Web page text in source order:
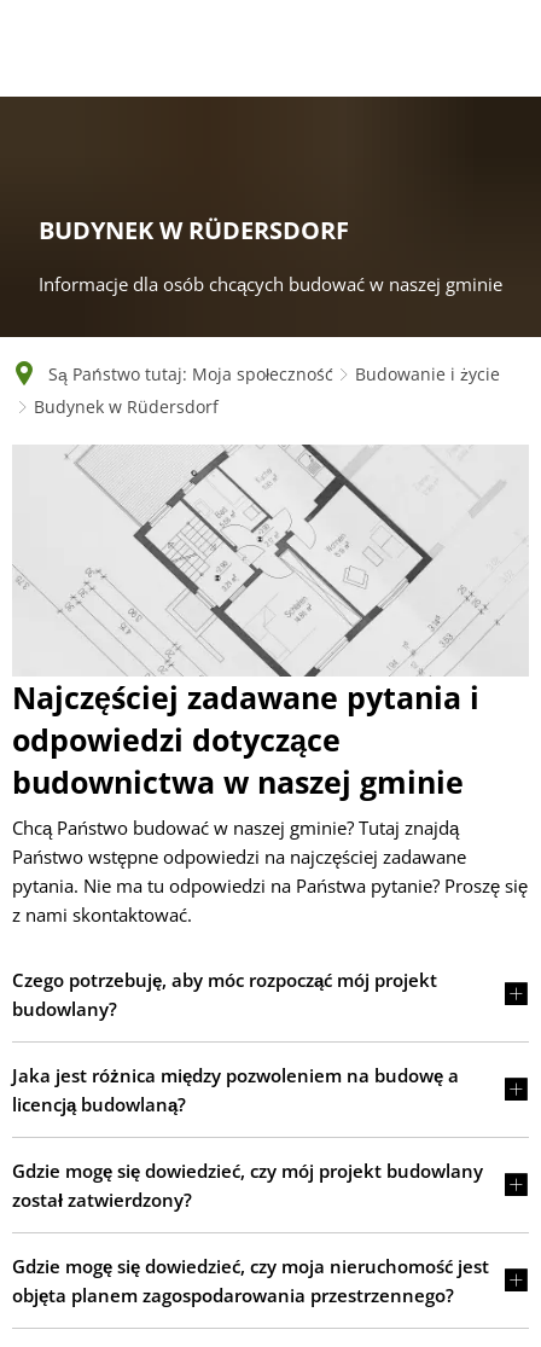
Deutsch
BUDYNEK W RÜDERSDORF
Informacje dla osób chcących budować w naszej gminie
Są Państwo tutaj: Moja społeczność
Budowanie i życie
Budynek w Rüdersdorf
Budynek
Rüdersdorf
Najczęściej zadawane pytania i
odpowiedzi dotyczące
budownictwa w naszej gminie
Chcą Państwo budować w naszej gminie? Tutaj znajdą
Państwo wstępne odpowiedzi na najczęściej zadawane
pytania. Nie ma tu odpowiedzi na Państwa pytanie? Proszę się
z nami skontaktować.
Czego potrzebuję, aby móc rozpocząć mój projekt
budowlany?
Jaka jest różnica między pozwoleniem na budowę a
licencją budowlaną?
Gdzie mogę się dowiedzieć, czy mój projekt budowlany
został zatwierdzony?
Gdzie mogę się dowiedzieć, czy moja nieruchomość jest
objęta planem zagospodarowania przestrzennego?